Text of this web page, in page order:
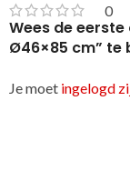
0
Wees de
Ø46×85 cm” te
Je moet ingelogd